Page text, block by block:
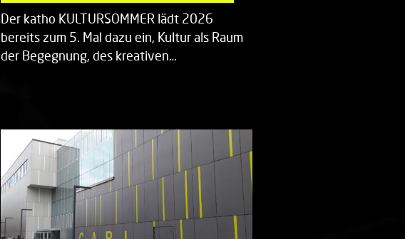
Der katho KULTURSOMMER lädt 2026
bereits zum 5. Mal dazu ein, Kultur als Raum
der Begegnung, des kreativen…